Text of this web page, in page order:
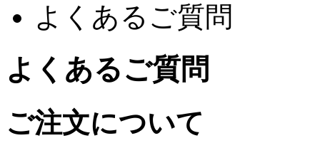
よくあるご質問
よくあるご質問
ご注文について